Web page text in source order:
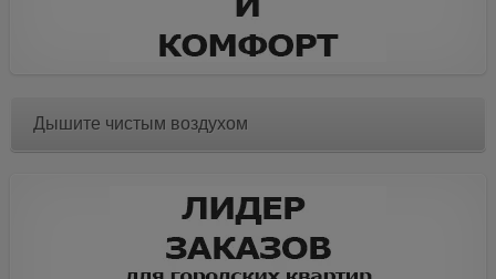
Дышите чистым воздухом